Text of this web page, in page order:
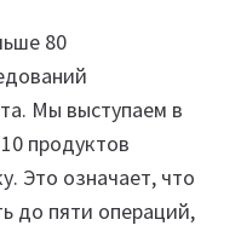
80
Мы выступаем в
продуктов
Это означает, что
до пяти операций,